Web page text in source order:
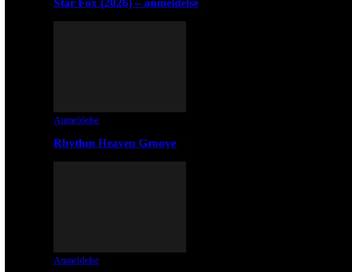
Star Fox (2026) – anmeldelse
Anmeldelse
Rhythm Heaven Groove
Anmeldelse